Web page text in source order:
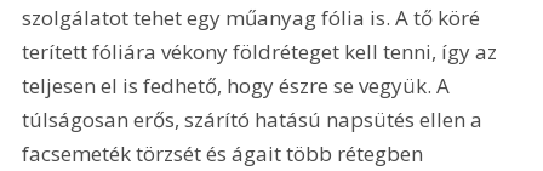
szolgálatot tehet egy műanyag fólia is. A tő köré
terített fóliára vékony földréteget kell tenni, így az
teljesen el is fedhető, hogy észre se vegyük. A
túlságosan erős, szárító hatású napsütés ellen a
facsemeték törzsét és ágait több rétegben